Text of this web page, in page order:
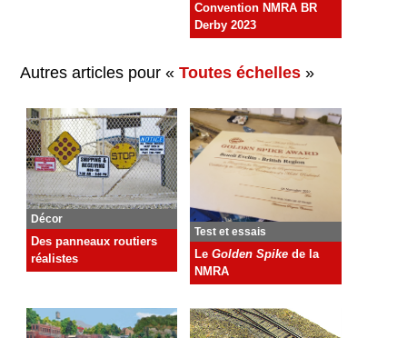
Convention NMRA BR
Derby 2023
Autres articles pour « Toutes échelles »
Décor
Des panneaux routiers
réalistes
Test et essais
LeGolden Spike de la
NMRA